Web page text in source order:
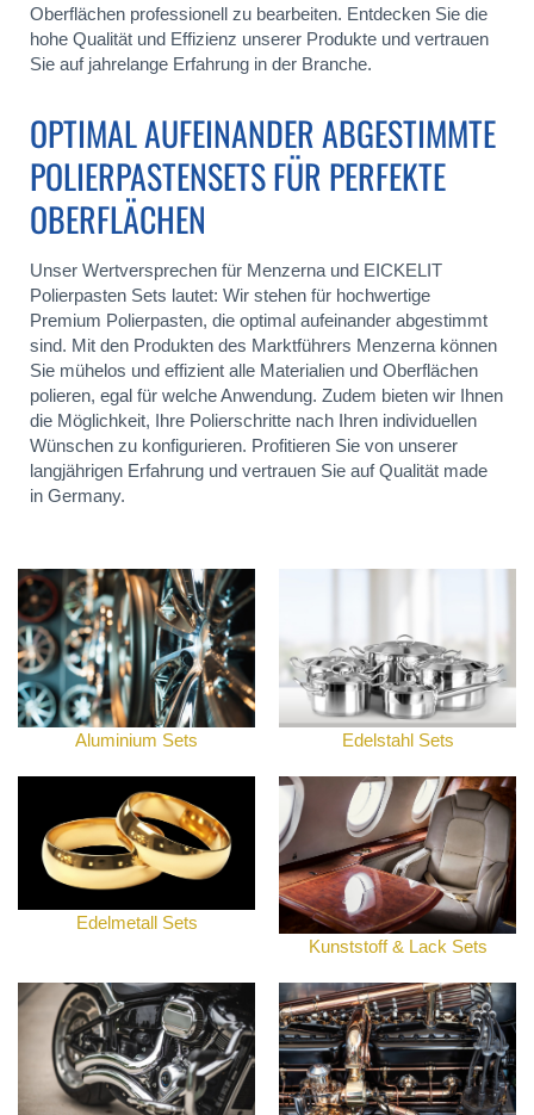
Oberflächen professionell zu bearbeiten. Entdecken Sie die
hohe Qualität und Effizienz unserer Produkte und vertrauen
Sie auf jahrelange Erfahrung in der Branche.
OPTIMAL AUFEINANDER ABGESTIMMTE
POLIERPASTENSETS FÜR PERFEKTE
OBERFLÄCHEN
Unser Wertversprechen für Menzerna und EICKELIT
Polierpasten Sets lautet: Wir stehen für hochwertige
Premium Polierpasten, die optimal aufeinander abgestimmt
sind. Mit den Produkten des Marktführers Menzerna können
Sie mühelos und effizient alle Materialien und Oberflächen
polieren, egal für welche Anwendung. Zudem bieten wir Ihnen
die Möglichkeit, Ihre Polierschritte nach Ihren individuellen
Wünschen zu konfigurieren. Profitieren Sie von unserer
langjährigen Erfahrung und vertrauen Sie auf Qualität made
in Germany.
Aluminium Sets Edelstahl Sets
Edelmetall Sets
Kunststoff & Lack Sets